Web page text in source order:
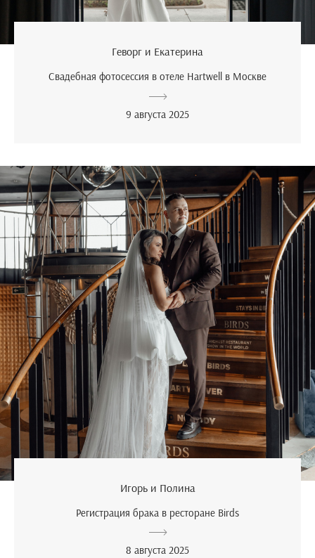
Геворг и Екатерина
Свадебная фотосессия в отеле Hartwell в Москве
9 августа 2025
Игорь и Полина
Регистрация брака в ресторане Birds
8 августа 2025